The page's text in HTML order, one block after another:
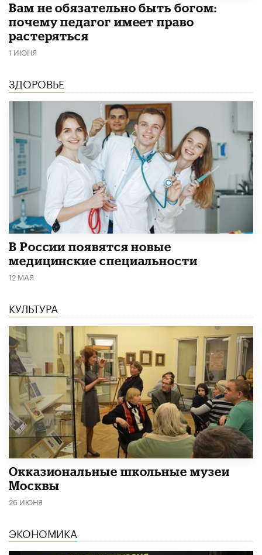
​Вам не обязательно быть богом:
почему педагог имеет право
растеряться
1 ИЮНЯ
ЗДОРОВЬЕ
В России появятся новые
медицинские специальности
12 МАЯ
КУЛЬТУРА
​Окказиональные школьные музеи
Москвы
26 ИЮНЯ
ЭКОНОМИКА